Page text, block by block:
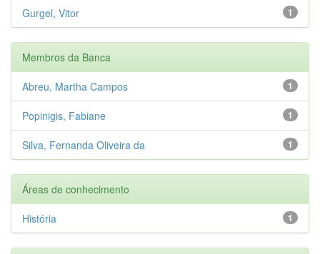
1
Gurgel, Vitor
Membros da Banca
1
Abreu, Martha Campos
1
Popinigis, Fabiane
1
Silva, Fernanda Oliveira da
Áreas de conhecimento
1
História